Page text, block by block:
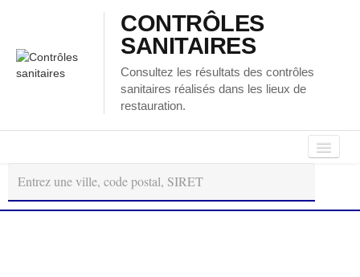
CONTRÔLES
SANITAIRES
Consultez les résultats des contrôles
sanitaires réalisés dans les lieux de
restauration.
Autour
de
moi
Régions